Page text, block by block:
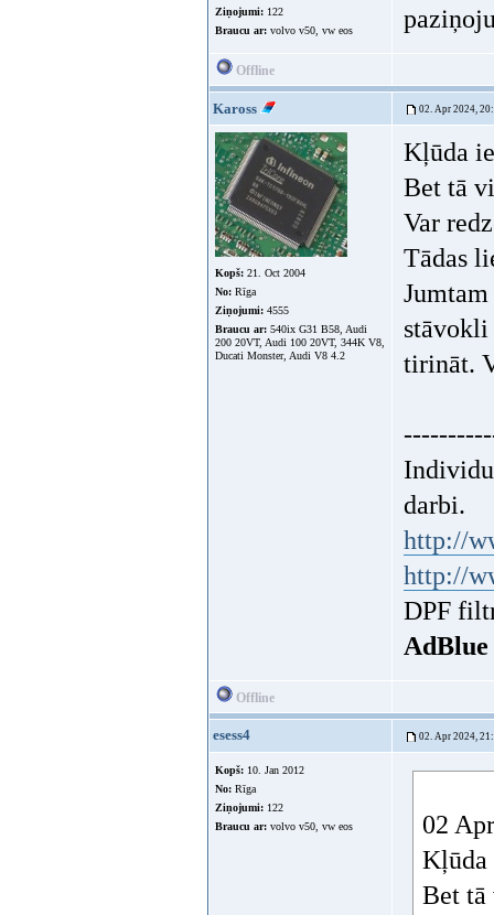
Ziņojumi: 122
Braucu ar: volvo v50, vw eos
Offline
Kaross 02. Apr 2024,
Kopš: 21. Oct 2004
No: Rīga
Ziņojumi: 4555
Braucu ar: 540ix G31 B58, Audi
200 20VT, Audi 100 20VT, 344K V8,
Ducati Monster, Audi V8 4.2
Kļūda
Bet tā
Var
Tādas
stāvokli
tirināt.
darbi.
http://
http://
DPF
Offline
esess4 02. Apr 2024,
Kopš: 10. Jan 2012
No: Rīga
Ziņojumi: 122
Braucu ar: volvo v50, vw eos
02
Kļūda
Bet tā